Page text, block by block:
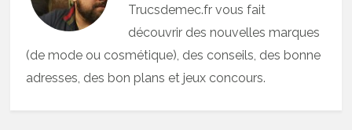
Trucsdemec.fr vous fait
découvrir des nouvelles marques
(de mode ou cosmétique), des conseils, des bonne
adresses, des bon plans et jeux concours.